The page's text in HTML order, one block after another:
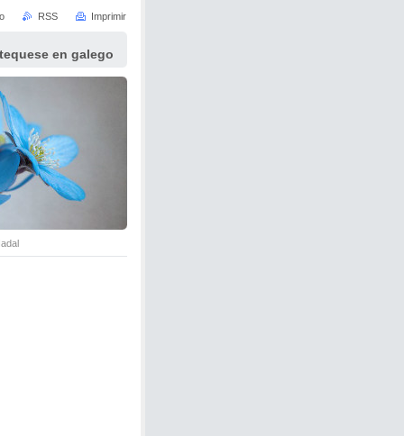
en galego
RSS Imprimir